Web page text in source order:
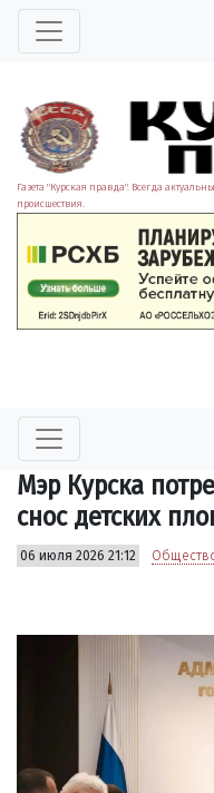
Газета "Курская правда". Всегда
происшествия.
Мэр Курска
снос детских
06 июля 2026 21:12